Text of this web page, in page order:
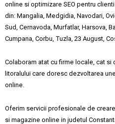
online si optimizare SEO pentru
din: Mangalia, Medgidia, Navodari,
Sud, Cernavoda, Murfatlar, Harsova,
Cumpana, Corbu, Tuzla, 23 August,
Colaboram atat cu firme locale, cat
litoralului care doresc dezvoltarea
online.
Oferim servicii profesionale de
si magazine online in judetul